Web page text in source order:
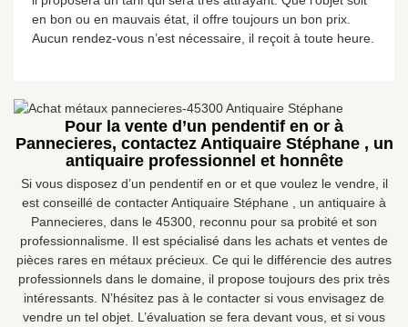
en bon ou en mauvais état, il offre toujours un bon prix.
Aucun rendez-vous n’est nécessaire, il reçoit à toute heure.
Pour la vente d’un pendentif en or à
Pannecieres, contactez Antiquaire Stéphane , un
antiquaire professionnel et honnête
Si vous disposez d’un pendentif en or et que voulez le vendre, il
est conseillé de contacter Antiquaire Stéphane , un antiquaire à
Pannecieres, dans le 45300, reconnu pour sa probité et son
professionnalisme. Il est spécialisé dans les achats et ventes de
pièces rares en métaux précieux. Ce qui le différencie des autres
professionnels dans le domaine, il propose toujours des prix très
intéressants. N’hésitez pas à le contacter si vous envisagez de
vendre un tel objet. L’évaluation se fera devant vous, et si vous